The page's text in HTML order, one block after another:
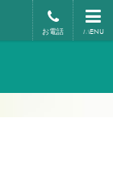
MENU
お電話